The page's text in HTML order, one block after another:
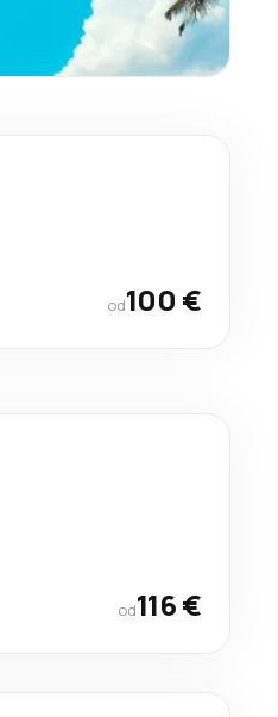
od100 €
od116 €